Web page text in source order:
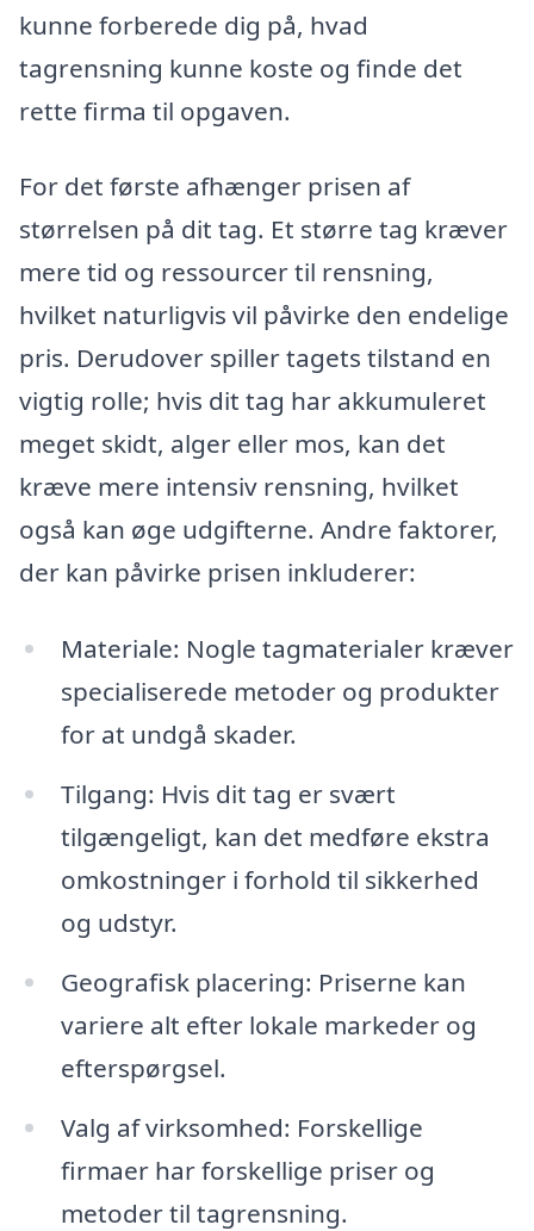
kunne forberede dig på, hvad
tagrensning kunne koste og finde det
rette firma til opgaven.
For det første afhænger prisen af
størrelsen på dit tag. Et større tag kræver
mere tid og ressourcer til rensning,
hvilket naturligvis vil påvirke den endelige
pris. Derudover spiller tagets tilstand en
vigtig rolle; hvis dit tag har akkumuleret
meget skidt, alger eller mos, kan det
kræve mere intensiv rensning, hvilket
også kan øge udgifterne. Andre faktorer,
der kan påvirke prisen inkluderer:
Materiale: Nogle tagmaterialer kræver
specialiserede metoder og produkter
for at undgå skader.
Tilgang: Hvis dit tag er svært
tilgængeligt, kan det medføre ekstra
omkostninger i forhold til sikkerhed
og udstyr.
Geografisk placering: Priserne kan
variere alt efter lokale markeder og
efterspørgsel.
Valg af virksomhed: Forskellige
firmaer har forskellige priser og
metoder til tagrensning.